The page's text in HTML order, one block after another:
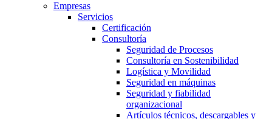
Empresas
Servicios
Certificación
Consultoría
Seguridad de Procesos
Consultoría en Sostenibilidad
Logística y Movilidad
Seguridad en máquinas
Seguridad y fiabilidad
organizacional
Artículos técnicos, descargables y